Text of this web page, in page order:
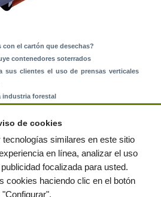
el cartón que desechas?
contenedores soterrados
sus clientes el uso de prensas verticales
industria forestal
reservados Política de privacidad
|Mapa web|Preguntas frecuentes|Publica
tus anuncios gratis!
de cookies
similares en este sitio
en línea, analizar el uso
focalizada para usted.
cookies haciendo clic en el botón
"Configurar".